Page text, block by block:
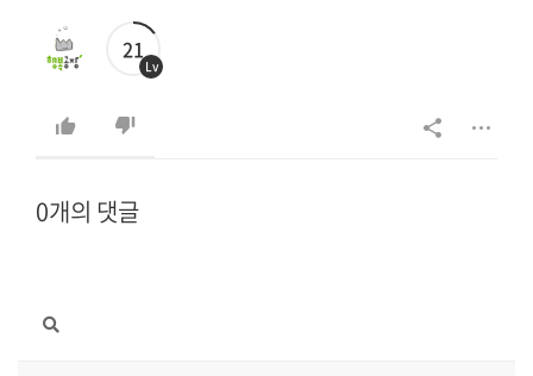
21
Lv
0개의 댓글